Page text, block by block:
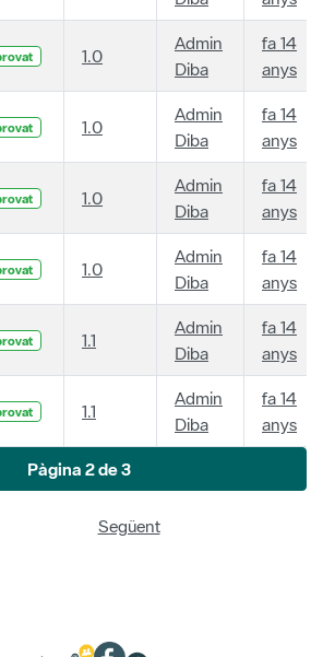
1.0
Admin
Diba
fa 14
anys
1.0
Admin
Diba
fa 14
anys
1.0
Admin
Diba
fa 14
anys
1.0
Admin
Diba
fa 14
anys
1.1
Admin
Diba
fa 14
anys
1.1
Admin
Diba
fa 14
anys
Pàgina 2 de 3
Següent